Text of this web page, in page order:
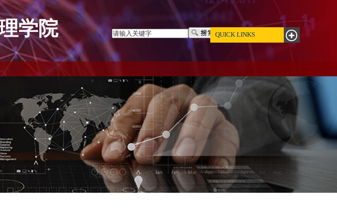
学院 QUICK LINKS